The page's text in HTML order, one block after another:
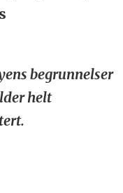
begrunnelser
helt